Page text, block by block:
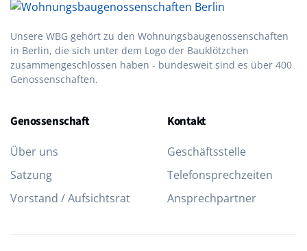
Unsere WBG gehört zu den Wohnungsbau­genossen­schaften
in Berlin, die sich unter dem Logo der Bau­klötzchen
zusammen­geschlossen haben - bundesweit sind es über 400
Genossenschaften.
Genossenschaft
Über uns
Satzung
Vorstand / Aufsichtsrat
Kontakt
Geschäftsstelle
Telefon­sprechzeiten
Ansprechpartner